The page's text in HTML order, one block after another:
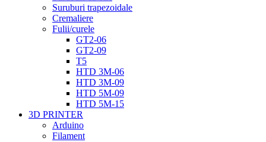
Suruburi trapezoidale
Cremaliere
Fulii/curele
GT2-06
GT2-09
T5
HTD 3M-06
HTD 3M-09
HTD 5M-09
HTD 5M-15
3D PRINTER
Arduino
Filament